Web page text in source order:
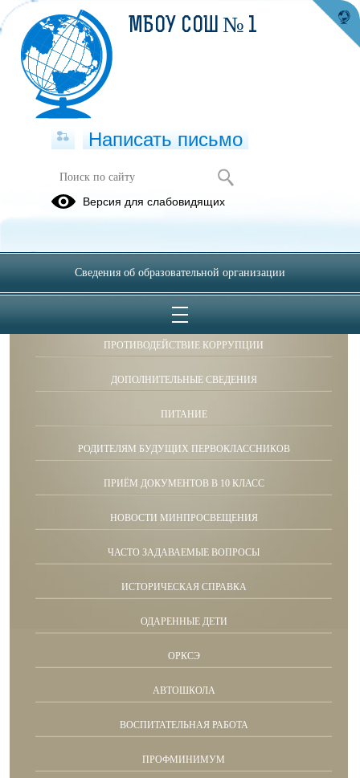
Публикации за Май 2026
ОБРАЩЕНИЯ ГРАЖДАН
ПРОТИВОДЕЙСТВИЕ КОРРУПЦИИ
ДОПОЛНИТЕЛЬНЫЕ СВЕДЕНИЯ
ПИТАНИЕ
РОДИТЕЛЯМ БУДУЩИХ ПЕРВОКЛАССНИКОВ
ПРИЁМ ДОКУМЕНТОВ В 10 КЛАСС
НОВОСТИ МИНПРОСВЕЩЕНИЯ
ЧАСТО ЗАДАВАЕМЫЕ ВОПРОСЫ
ИСТОРИЧЕСКАЯ СПРАВКА
ОДАРЕННЫЕ ДЕТИ
ОРКСЭ
АВТОШКОЛА
ВОСПИТАТЕЛЬНАЯ РАБОТА
ПРОФМИНИМУМ
МБОУ СОШ № 1
Написать письмо
Версия для слабовидящих
Сведения об образовательной организации